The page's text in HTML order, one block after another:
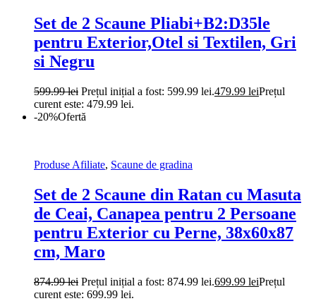
Set de 2 Scaune Pliabi+B2:D35le
pentru Exterior,Otel si Textilen, Gri
si Negru
599.99lei Prețul inițial a fost: 599.99 lei.479.99 leiPrețul
curent este: 479.99 lei.
-20%Ofertă
Produse Afiliate, Scaune de gradina
Set de 2 Scaune din Ratan cu Masuta
de Ceai, Canapea pentru 2 Persoane
pentru Exterior cu Perne, 38x60x87
cm, Maro
874.99lei Prețul inițial a fost: 874.99 lei.699.99 leiPrețul
curent este: 699.99 lei.